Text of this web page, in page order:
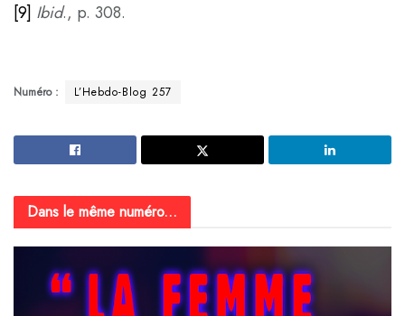
[9] Ibid., p. 308.
Numéro : L’Hebdo-Blog 257
Dans le même numéro...